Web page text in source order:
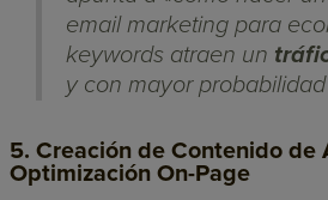
email marketing para
keywords atraen un
y con mayor
5. Creación de Contenido de
Optimización On-Page